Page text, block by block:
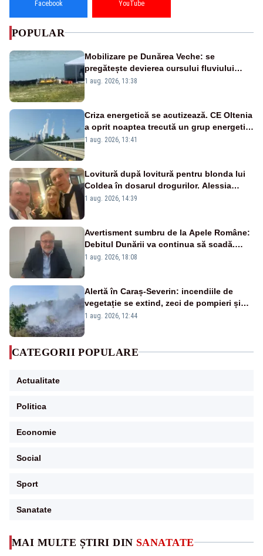
MAI MULTE ȘTIRI DIN SANATATE
Facebook YouTube
POPULAR
Mobilizare pe Dunărea Veche: se
pregătește devierea cursului fluviului
către Cernavodă – VIDEO
1 aug. 2026, 13:38
Criza energetică se acutizează. CE Oltenia
a oprit noaptea trecută un grup energetic
de la Rovinari
1 aug. 2026, 13:41
Lovitură după lovitură pentru blonda lui
Coldea în dosarul drogurilor. Alessia
Păcuraru explică decizia magistraților
1 aug. 2026, 14:39
Avertisment sumbru de la Apele Române:
Debitul Dunării va continua să scadă.
Cernavodă s-ar putea închide în 4 zile
1 aug. 2026, 18:08
Alertă în Caraș-Severin: incendiile de
vegetație se extind, zeci de pompieri și
silvicultori se luptă cu flăcările - VIDEO
1 aug. 2026, 12:44
CATEGORII POPULARE
Actualitate
Politica
Economie
Social
Sport
Sanatate